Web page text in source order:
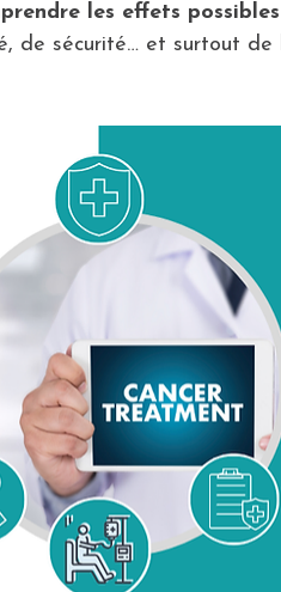
les effets
de sécurité… et surtout de